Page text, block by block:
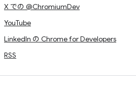
X での @ChromiumDev
YouTube
LinkedIn の Chrome for Developers
RSS